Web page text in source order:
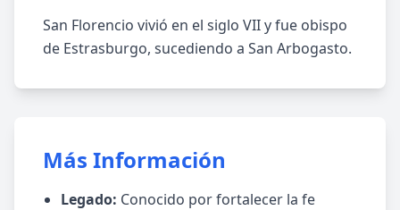
San Florencio vivió en el siglo VII y fue obispo
de Estrasburgo, sucediendo a San Arbogasto.
Más Información
Legado: Conocido por fortalecer la fe